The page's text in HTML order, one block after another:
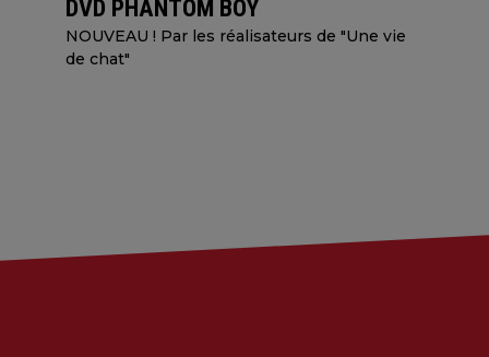
DVD PHANTOM BOY
NOUVEAU ! Par les réalisateurs de "Une vie
de chat"